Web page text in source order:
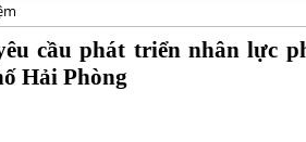
cầu phát triển nhân lực
Hải Phòng